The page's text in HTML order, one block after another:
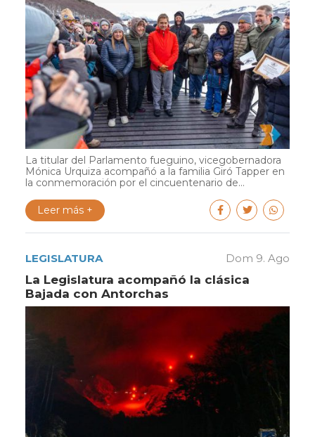
La titular del Parlamento fueguino, vicegobernadora
Mónica Urquiza acompañó a la familia Giró Tapper en
la conmemoración por el cincuentenario de...
Leer más +
LEGISLATURA Dom 9. Ago
La Legislatura acompañó la clásica
Bajada con Antorchas